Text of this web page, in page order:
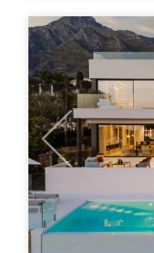
Previous